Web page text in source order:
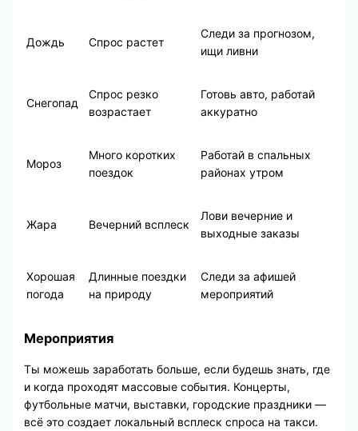
Дождь Спрос растет
Следи за прогнозом,
ищи ливни
Снегопад
Спрос резко
возрастает
Готовь авто, работай
аккуратно
Мороз
Много коротких
поездок
Работай в спальных
районах утром
Жара Вечерний всплеск
Лови вечерние и
выходные заказы
Хорошая
погода
Длинные поездки
на природу
Следи за афишей
мероприятий
Мероприятия
Ты можешь заработать больше, если будешь знать, где
и когда проходят массовые события. Концерты,
футбольные матчи, выставки, городские праздники —
всё это создает локальный всплеск спроса на такси.